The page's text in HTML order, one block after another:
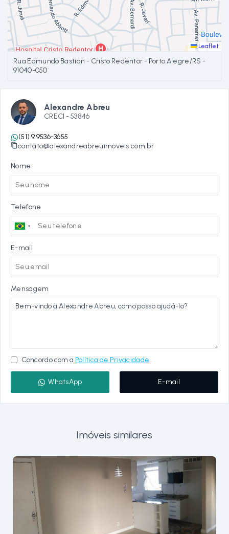
Leaflet
Rua Edmundo Bastian - Cristo Redentor - Porto Alegre/RS -
91040-050
Alexandre Abreu
CRECI -53846
(51) 9 9536-3655
contato@alexandreabreuimoveis.com.br
Nome
Telefone
E-mail
Mensagem
Concordo com a Política de Privacidade
WhatsApp E-mail
Imóveis similares